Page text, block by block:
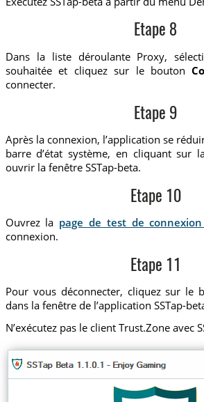
Etape 8
Dans la liste déroulante Proxy,
souhaitée et cliquez sur le bouton
connecter.
Etape 9
Après la connexion, l’application se
barre d’état système, en cliquant sur
ouvrir la fenêtre SSTap-beta.
Etape 10
Ouvrez la page de test de connexion
connexion.
Etape 11
Pour vous déconnecter, cliquez sur le
dans la fenêtre de l’application SSTap-
N’exécutez pas le client Trust.Zone avec